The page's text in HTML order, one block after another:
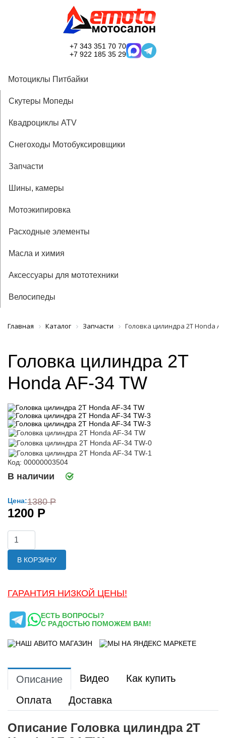
+7 343 351 70 70
+7 922 185 35 29
Мотоциклы Питбайки
Скутеры Мопеды
Квадроциклы ATV
Снегоходы Мотобуксировщики
Запчасти
Шины, камеры
Мотоэкипировка
Расходные элементы
Масла и химия
Аксессуары для мототехники
Велосипеды
Главная Каталог Запчасти Головка цилиндра 2Т Honda
Головка цилиндра 2Т
Honda AF-34 TW
Код: 00000003504
В наличии
Цена:1380 Р
1200 Р
В КОРЗИНУ
ГАРАНТИЯ НИЗКОЙ ЦЕНЫ!
ЕСТЬ ВОПРОСЫ?
С РАДОСТЬЮ ПОМОЖЕМ ВАМ!
Описание Видео
Как купить
Оплата
Доставка
Описание Головка цилиндра 2Т